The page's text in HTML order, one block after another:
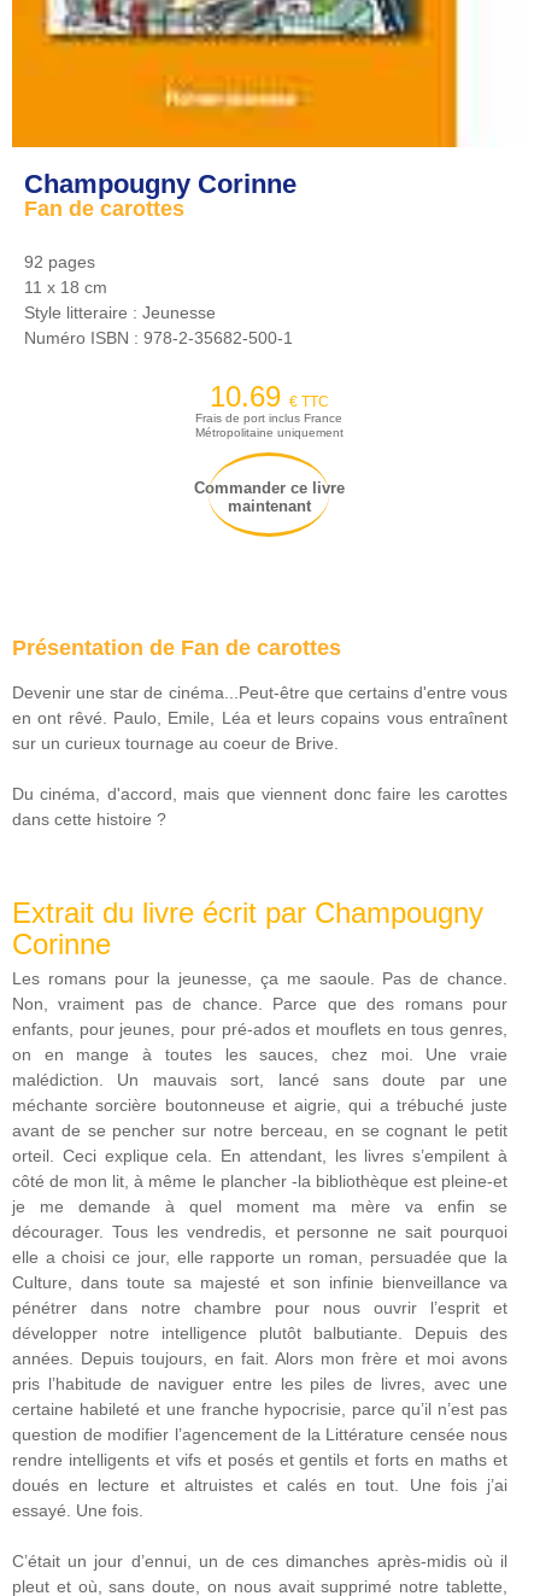
Champougny Corinne
Fan de carottes
92 pages
11 x 18 cm
Style litteraire : Jeunesse
Numéro ISBN : 978-2-35682-500-1
10.69 € TTC
Frais de port inclus France
Métropolitaine uniquement
Commander ce livre
maintenant
Présentation de Fan de carottes
Devenir une star de cinéma...Peut-être que certains d'entre vous
en ont rêvé. Paulo, Emile, Léa et leurs copains vous entraînent
sur un curieux tournage au coeur de Brive.
Du cinéma, d'accord, mais que viennent donc faire les carottes
dans cette histoire ?
Extrait du livre écrit par Champougny
Corinne
Les romans pour la jeunesse, ça me saoule. Pas de chance.
Non, vraiment pas de chance. Parce que des romans pour
enfants, pour jeunes, pour pré-ados et mouflets en tous genres,
on en mange à toutes les sauces, chez moi. Une vraie
malédiction. Un mauvais sort, lancé sans doute par une
méchante sorcière boutonneuse et aigrie, qui a trébuché juste
avant de se pencher sur notre berceau, en se cognant le petit
orteil. Ceci explique cela. En attendant, les livres s’empilent à
côté de mon lit, à même le plancher -la bibliothèque est pleine-et
je me demande à quel moment ma mère va enfin se
décourager. Tous les vendredis, et personne ne sait pourquoi
elle a choisi ce jour, elle rapporte un roman, persuadée que la
Culture, dans toute sa majesté et son infinie bienveillance va
pénétrer dans notre chambre pour nous ouvrir l’esprit et
développer notre intelligence plutôt balbutiante. Depuis des
années. Depuis toujours, en fait. Alors mon frère et moi avons
pris l’habitude de naviguer entre les piles de livres, avec une
certaine habileté et une franche hypocrisie, parce qu’il n’est pas
question de modifier l’agencement de la Littérature censée nous
rendre intelligents et vifs et posés et gentils et forts en maths et
doués en lecture et altruistes et calés en tout. Une fois j’ai
essayé. Une fois.
C’était un jour d’ennui, un de ces dimanches après-midis où il
pleut et où, sans doute, on nous avait supprimé notre tablette,